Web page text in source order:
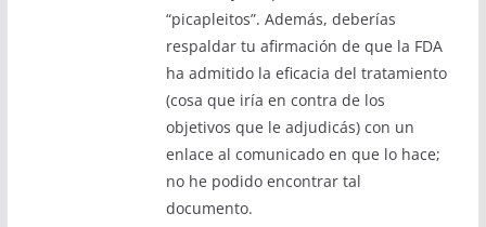
“picapleitos”. Además, deberías
respaldar tu afirmación de que la FDA
ha admitido la eficacia del tratamiento
(cosa que iría en contra de los
objetivos que le adjudicás) con un
enlace al comunicado en que lo hace;
no he podido encontrar tal
documento.